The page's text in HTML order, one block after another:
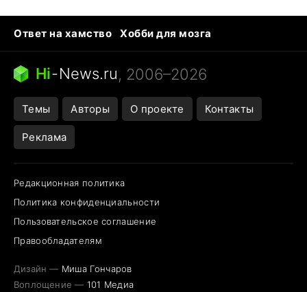
Ответ на хамство
Хобби для мозга
Бензин 100 и 95
Тунцы в океанариуме
Следующая пандемия
Hi-News.ru, 2006–2026
Темы Авторы О проекте Контакты
Реклама
Редакционная политика
Политика конфиденциальности
Пользовательское соглашение
Правообладателям
Дизайн — Миша Гончаров
Воплощение — 101 Медиа